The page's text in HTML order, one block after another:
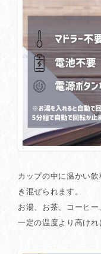
カップの中に温かい
き混ぜられます。
お湯、お茶、コーヒー
一定の温度より高けれ